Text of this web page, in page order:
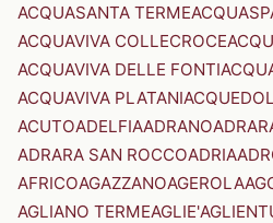
ACQUASANTA TERME
ACQUAVIVA COLLECROCE
ACQUAVIVA DELLE FONTI
ACQUAVIVA PLATANI
ACUTOADELFIAADRANO
ADRARA SAN ROCCOADRIA
AFRICOAGAZZANOAGEROLA
AGLIANO TERMEAGLIE'